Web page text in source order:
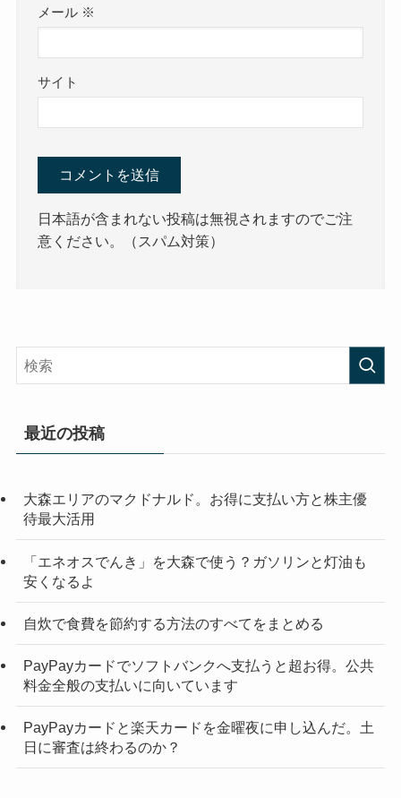
メール ※
サイト
日本語が含まれない投稿は無視されますのでご注
意ください。（スパム対策）
最近の投稿
大森エリアのマクドナルド。お得に支払い方と株主優
待最大活用
「エネオスでんき」を大森で使う？ガソリンと灯油も
安くなるよ
自炊で食費を節約する方法のすべてをまとめる
PayPayカードでソフトバンクへ支払うと超お得。公共
料金全般の支払いに向いています
PayPayカードと楽天カードを金曜夜に申し込んだ。土
日に審査は終わるのか？